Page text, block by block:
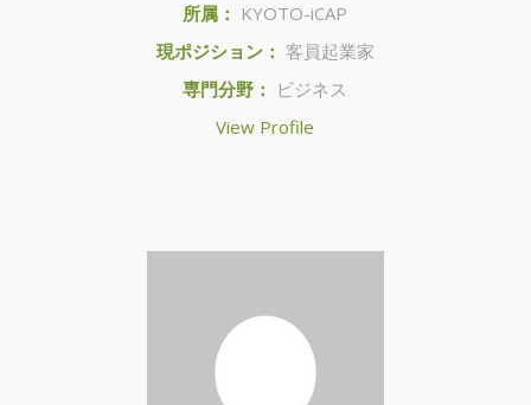
所属： KYOTO-iCAP
現ポジション： 客員起業家
専門分野：
ビジネス
View Profile